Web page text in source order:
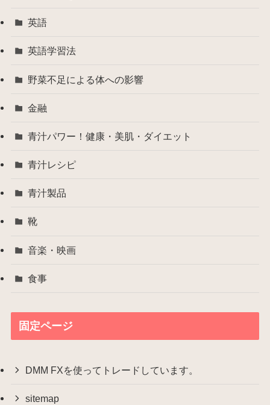
英語
英語学習法
野菜不足による体への影響
金融
青汁パワー！健康・美肌・ダイエット
青汁レシピ
青汁製品
靴
音楽・映画
食事
固定ページ
DMM FXを使ってトレードしています。
sitemap